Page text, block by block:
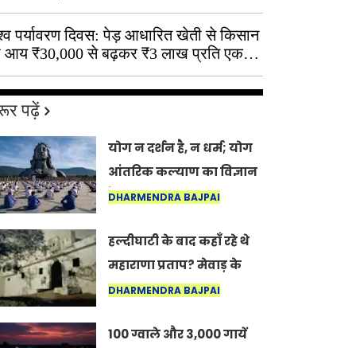
पर्यावरण दिवस: पेड़ आधारित खेती से किसान
आय ₹30,000 से बढ़कर ₹3 लाख प्रति एकड़
पढ़ें
योग न दर्शन है, न धर्म; योग
आंतरिक कल्याण का विज्ञान
है: अंतरराष्ट्रीय योग दिवस
DHARMENDRA BAJPAI
हल्दीघाटी के बाद कहाँ रहे थे
महाराणा प्रताप? मेवाड़ के
इतिहास का वह अनकहा
में जीवित है
DHARMENDRA BAJPAI
100 ग्वाले और 3,000 गायें